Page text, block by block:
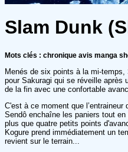
Slam Dunk
Mots clés : chronique avis manga
Menés de six points à la mi-
pour Sakuragi qui se réveille après
de la fin avec une confortable
C'est à ce moment que
Sendô enchaîne les paniers tout
plus que quatre petits points
Kogure prend immédiatement un
revient sur le terrain...